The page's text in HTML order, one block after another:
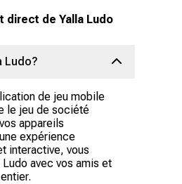
direct de Yalla Ludo
Ludo?
de jeu mobile
le jeu de société
appareils
expérience
interactive, vous
avec vos amis et